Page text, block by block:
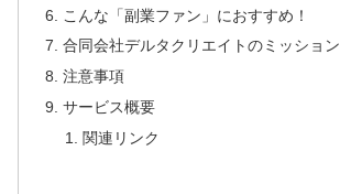
こんな「副業ファン」におすすめ！
合同会社デルタクリエイトのミッション
注意事項
サービス概要
関連リンク